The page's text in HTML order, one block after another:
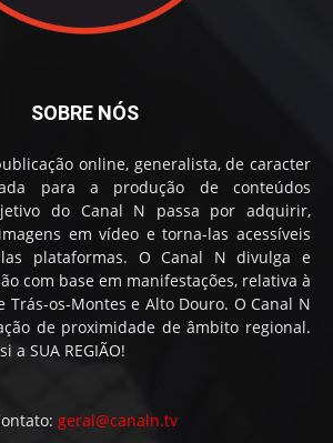
SOBRE NÓS
online, generalista, de caracter
para a produção de conteúdos
do Canal N passa por adquirir,
em vídeo e torna-las acessíveis
plataformas. O Canal N divulga e
com base em manifestações, relativa à
Trás-os-Montes e Alto Douro. O Canal N
de proximidade de âmbito regional.
a SUA REGIÃO!
geral@canaln.tv